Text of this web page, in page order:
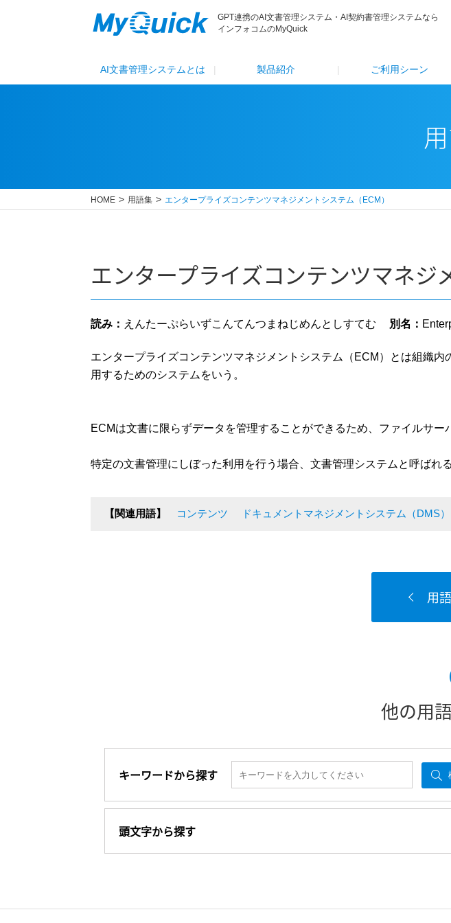
GPT連携のAI文書管理システム・AI契約書管理システムなら
インフォコムのMyQuick
AI文書管理システムとは 製品紹介 ご利⽤シーン
HOME 用語集 エンタープライズコンテンツマネジメントシステム（ECM）
エンタープライズコンテンツマネジ
読み： えんたーぷらいずこんてんつまねじめんとしすてむ 別名：
エンタープライズコンテンツマネジメントシステム（ECM）とは組織
用するためのシステムをいう。
ECMは文書に限らずデータを管理することができるため、ファイルサー
特定の文書管理にしぼった利用を行う場合、文書管理システムと呼ばれ
【関連用語】 コンテンツ ドキュメントマネジメントシステム（DMS）
用
他の用
キーワードから探す
頭文字から探す